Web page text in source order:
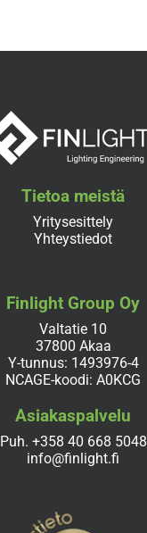
Tietoa meistä
Yritysesittely
Yhteystiedot
Finlight Group Oy
Valtatie 10
37800 Akaa
Y-tunnus: 1493976-4
NCAGE-koodi: A0KCG
Asiakaspalvelu
Puh. +358 40 668 5048
info@finlight.fi